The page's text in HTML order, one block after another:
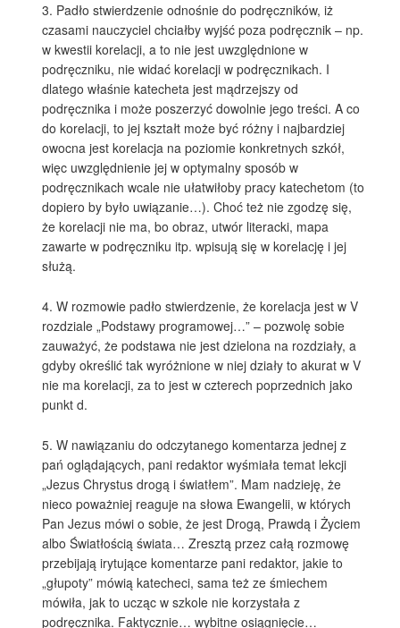
3. Padło stwierdzenie odnośnie do podręczników, iż
czasami nauczyciel chciałby wyjść poza podręcznik – np.
w kwestii korelacji, a to nie jest uwzględnione w
podręczniku, nie widać korelacji w podręcznikach. I
dlatego właśnie katecheta jest mądrzejszy od
podręcznika i może poszerzyć dowolnie jego treści. A co
do korelacji, to jej kształt może być różny i najbardziej
owocna jest korelacja na poziomie konkretnych szkół,
więc uwzględnienie jej w optymalny sposób w
podręcznikach wcale nie ułatwiłoby pracy katechetom (to
dopiero by było uwiązanie…). Choć też nie zgodzę się,
że korelacji nie ma, bo obraz, utwór literacki, mapa
zawarte w podręczniku itp. wpisują się w korelację i jej
służą.
4. W rozmowie padło stwierdzenie, że korelacja jest w V
rozdziale „Podstawy programowej…” – pozwolę sobie
zauważyć, że podstawa nie jest dzielona na rozdziały, a
gdyby określić tak wyróżnione w niej działy to akurat w V
nie ma korelacji, za to jest w czterech poprzednich jako
punkt d.
5. W nawiązaniu do odczytanego komentarza jednej z
pań oglądających, pani redaktor wyśmiała temat lekcji
„Jezus Chrystus drogą i światłem”. Mam nadzieję, że
nieco poważniej reaguje na słowa Ewangelii, w których
Pan Jezus mówi o sobie, że jest Drogą, Prawdą i Życiem
albo Światłością świata… Zresztą przez całą rozmowę
przebijają irytujące komentarze pani redaktor, jakie to
„głupoty” mówią katecheci, sama też ze śmiechem
mówiła, jak to ucząc w szkole nie korzystała z
podręcznika. Faktycznie… wybitne osiągnięcie…